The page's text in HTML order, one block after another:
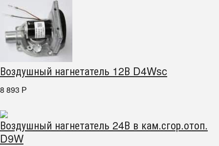
Воздушный нагнетатель 12В D4Wsc
8 893 Р
Воздушный нагнетатель 24В в кам.сгор.отоп.
D9W